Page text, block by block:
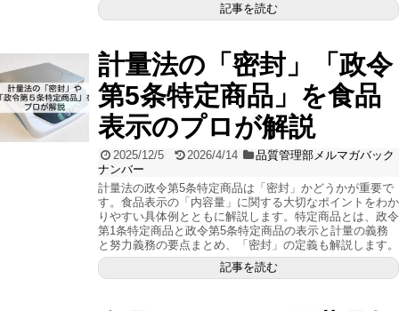
記事を読む
計量法の「密封」「政令
第5条特定商品」を食品
表示のプロが解説
2025/12/5 2026/4/14
品質管理部メルマガバック
ナンバー
計量法の政令第5条特定商品は「密封」かどうかが重要で
す。食品表示の「内容量」に関する大切なポイントをわか
りやすい具体例とともに解説します。特定商品とは、政令
第1条特定商品と政令第5条特定商品の表示と計量の義務
と努力義務の要点まとめ、「密封」の定義も解説します。
記事を読む